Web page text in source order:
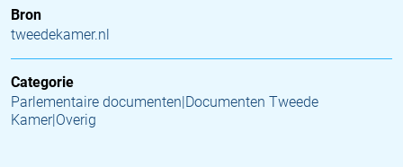
Bron
tweedekamer.nl
Categorie
Parlementaire documenten|Documenten Tweede
Kamer|Overig